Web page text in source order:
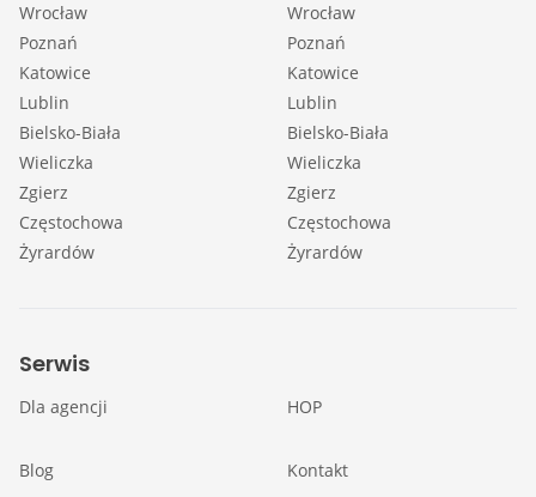
Wrocław
Poznań
Katowice
Lublin
Bielsko-Biała
Wieliczka
Zgierz
Częstochowa
Żyrardów
Wrocław
Poznań
Katowice
Lublin
Bielsko-Biała
Wieliczka
Zgierz
Częstochowa
Żyrardów
Serwis
Dla agencji HOP
Blog Kontakt